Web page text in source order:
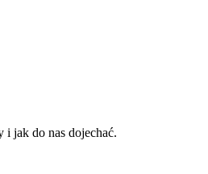
i jak do nas dojechać.